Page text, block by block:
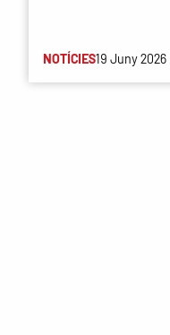
NOTÍCIES19 Juny 2026